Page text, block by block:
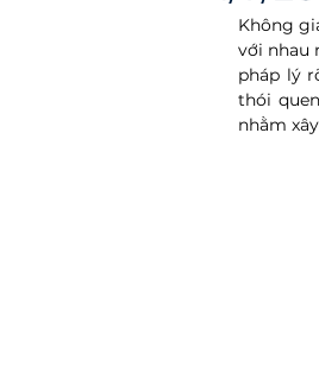
Không
với nhau
pháp lý
thói
nhằm